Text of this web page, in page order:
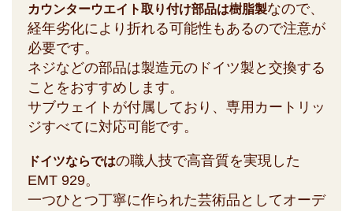
カウンターウエイト取り付け部品は樹脂製なので、
経年劣化により折れる可能性もあるので注意が
必要です。
ネジなどの部品は製造元のドイツ製と交換する
ことをおすすめします。
サブウェイトが付属しており、専用カートリッ
ジすべてに対応可能です。
ドイツならではの職人技で高音質を実現した
EMT 929。
一つひとつ丁寧に作られた芸術品としてオーデ